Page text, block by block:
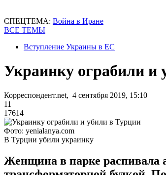
СПЕЦТЕМА: Война в Иране
ВСЕ ТЕМЫ
Вступление Украины в ЕС
Украинку ограбили и
Корреспондент.net, 4 сентября 2019, 15:10
11
17614
Фото: yenialanya.com
В Турции убили украинку
Женщина в парке распивала